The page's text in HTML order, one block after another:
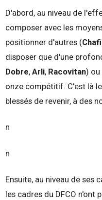
D'abord, au niveau de
composer avec les
positionner d'autres (
disposer que d'une
Dobre, Arli, Racovitan) ou
onze compétitif. C'est là
blessés de revenir, à des
n
n
Ensuite, au niveau de ses
les cadres du DFCO n'ont